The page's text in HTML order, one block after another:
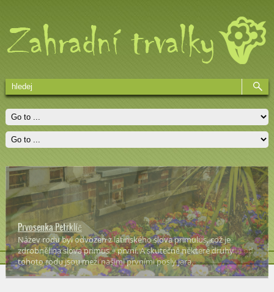
Prvosenka Petrklíč
Název rodu byl odvozen z latinského slova primulus, což je
zdrobnělina slova primus = první. A skutečně některé druhy
tohoto rodu jsou mezi našimi prvními posly jara.
Čti více